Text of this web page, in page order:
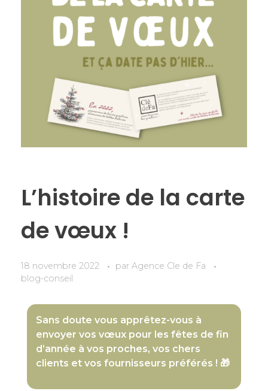
L’histoire de la carte
de vœux !
18 novembre 2022 par Agence Cle de Fa
blog-conseil
​​Sans doute vous apprêtez-vous à
envoyer vos vœux pour les fêtes de fin
d’année à vos proches, vos chers
clients et vos fournisseurs préférés ! 🎁